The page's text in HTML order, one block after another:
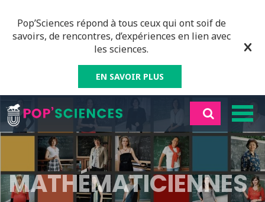
Pop’Sciences répond à tous ceux qui ont soif de
savoirs, de rencontres, d’expériences en lien avec
les sciences.
EN SAVOIR PLUS
MATHÉMATICIENNES